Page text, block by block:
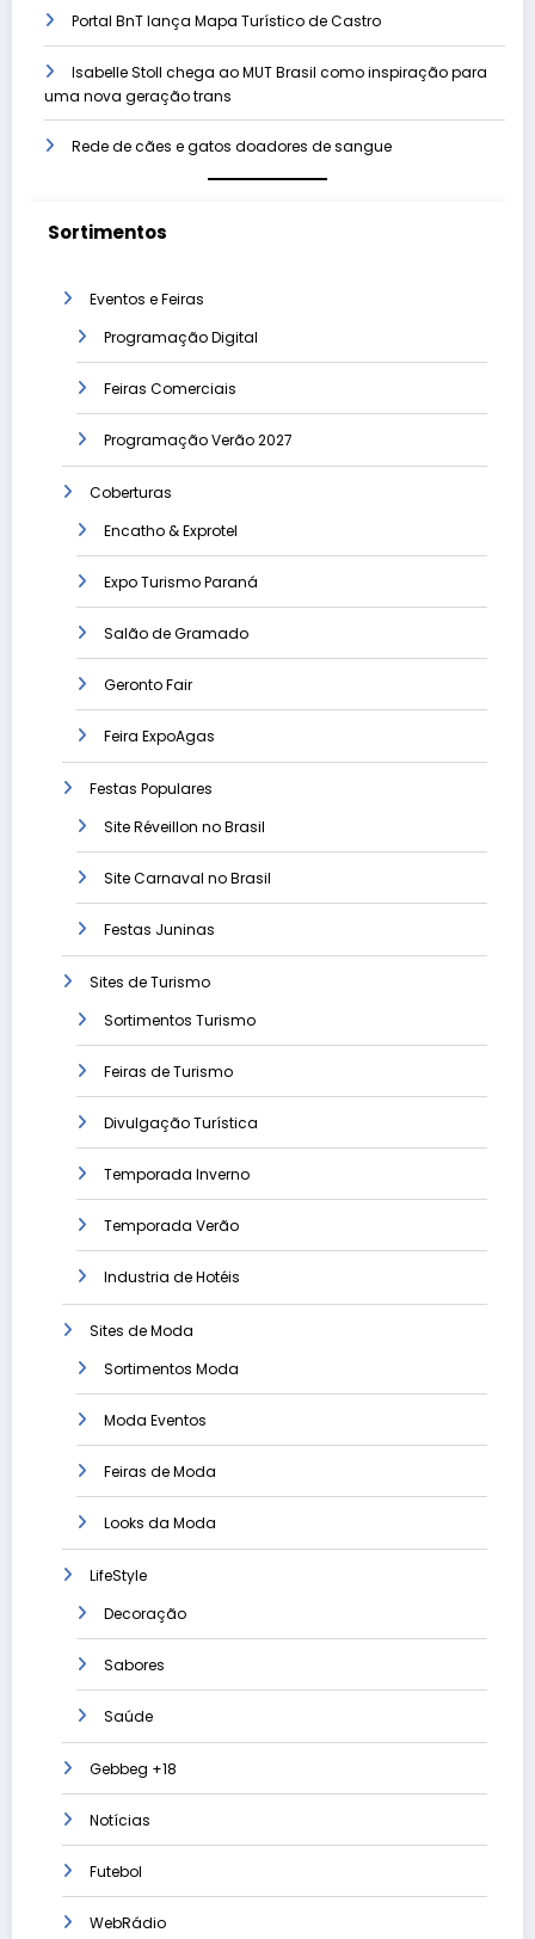
Portal BnT lança Mapa Turístico de Castro
Isabelle Stoll chega ao MUT Brasil como inspiração para
uma nova geração trans
Rede de cães e gatos doadores de sangue
Sortimentos
Eventos e Feiras
Programação Digital
Feiras Comerciais
Programação Verão 2027
Coberturas
Encatho & Exprotel
Expo Turismo Paraná
Salão de Gramado
Geronto Fair
Feira ExpoAgas
Festas Populares
Site Réveillon no Brasil
Site Carnaval no Brasil
Festas Juninas
Sites de Turismo
Sortimentos Turismo
Feiras de Turismo
Divulgação Turística
Temporada Inverno
Temporada Verão
Industria de Hotéis
Sites de Moda
Sortimentos Moda
Moda Eventos
Feiras de Moda
Looks da Moda
LifeStyle
Decoração
Sabores
Saúde
Gebbeg +18
Notícias
Futebol
WebRádio